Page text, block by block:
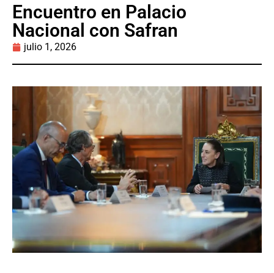
Encuentro en Palacio
Nacional con Safran
julio 1, 2026